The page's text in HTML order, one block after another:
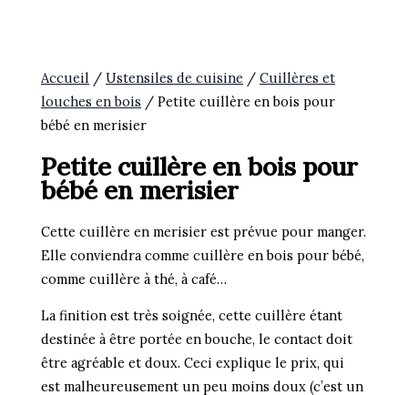
Accueil /Ustensiles de cuisine /Cuillères et
louches en bois / Petite cuillère en bois pour
bébé en merisier
Petite cuillère en bois pour
bébé en merisier
Cette cuillère en merisier est prévue pour manger.
Elle conviendra comme cuillère en bois pour bébé,
comme cuillère à thé, à café…
La finition est très soignée, cette cuillère étant
destinée à être portée en bouche, le contact doit
être agréable et doux. Ceci explique le prix, qui
est malheureusement un peu moins doux (c’est un